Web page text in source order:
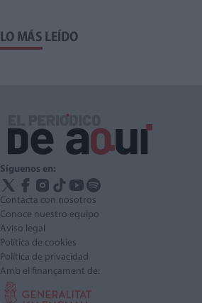
LO MÁS LEÍDO
Síguenos en:
Contacta con nosotros
Conoce nuestro equipo
Aviso legal
Política de cookies
Política de privacidad
Amb el finançament de: